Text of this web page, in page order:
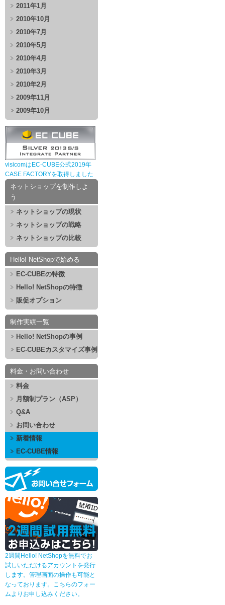
2011年1月
2010年10月
2010年7月
2010年5月
2010年4月
2010年3月
2010年2月
2009年11月
2009年10月
visicomはEC-CUBE公式2019年
CASE FACTORYを取得しました
ネットショップを制作しよ
う
ネットショップの現状
ネットショップの戦略
ネットショップの比較
Hello! NetShopで始める
EC-CUBEの特徴
Hello! NetShopの特徴
販促オプション
制作実績一覧
Hello! NetShopの事例
EC-CUBEカスタマイズ事例
料金・お問い合わせ
料金
月額制プラン（ASP）
Q&A
お問い合わせ
新着情報
EC-CUBE情報
2週間Hello! NetShopを無料でお
試しいただけるアカウントを発行
します。管理画面の操作も可能と
なっております。こちらのフォー
ムよりお申し込みください。